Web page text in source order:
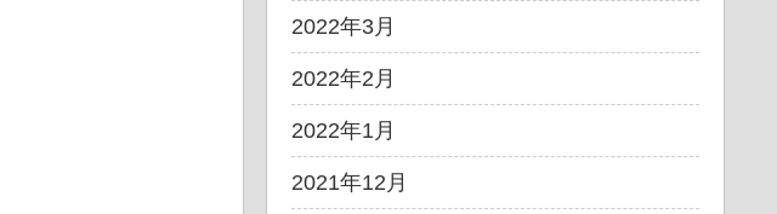
2022年3月
2022年2月
2022年1月
2021年12月